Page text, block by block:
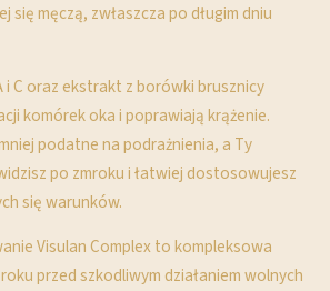
się męczą, zwłaszcza po długim dniu
i C oraz ekstrakt z borówki brusznicy
komórek oka i poprawiają krążenie.
podatne na podrażnienia, a Ty
po zmroku i łatwiej dostosowujesz
się warunków.
Visulan Complex to kompleksowa
przed szkodliwym działaniem wolnych